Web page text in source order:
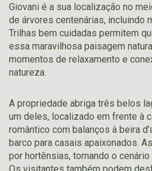
Giovani é a sua localização no
de árvores centenárias, incluindo
Trilhas bem cuidadas permitem
essa maravilhosa paisagem
momentos de relaxamento e
natureza.
A propriedade abriga três belos
um deles, localizado em frente à
romântico com balanços à beira
barco para casais apaixonados.
por hortênsias, tornando o